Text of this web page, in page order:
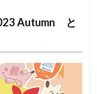
Autumn と